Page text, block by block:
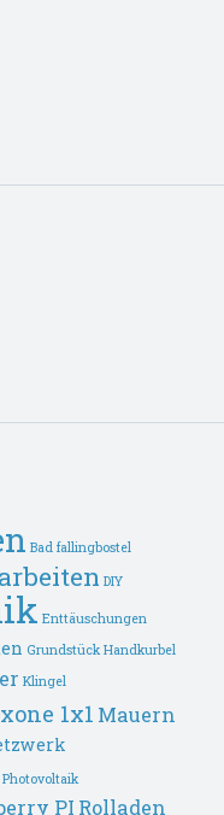
Bad fallingbostel
DIY
Enttäuschungen
Grundstück Handkurbel
Klingel
1x1 Mauern
Photovoltaik
PI Rolladen